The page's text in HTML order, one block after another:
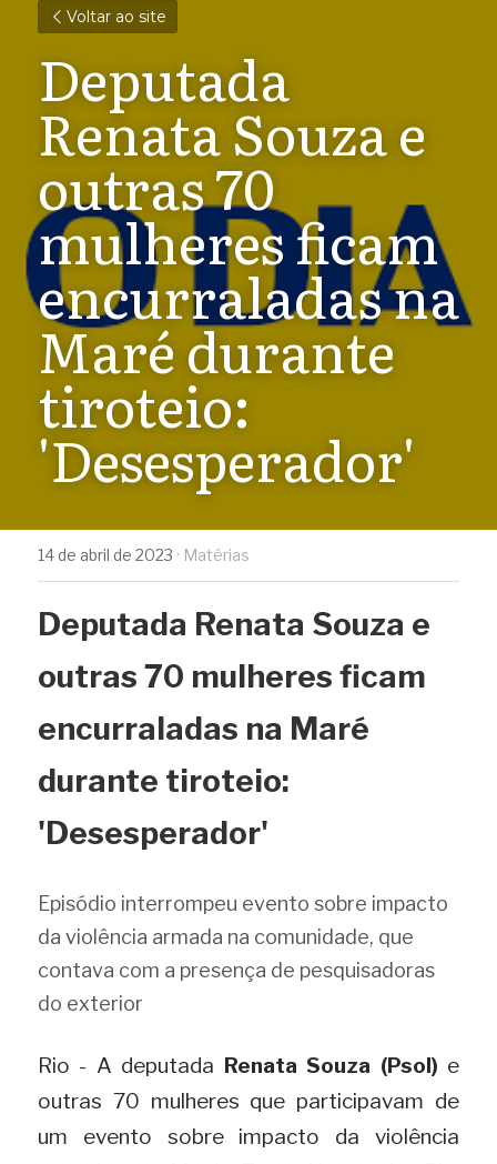
Voltar ao site
Deputada
Renata Souza e
outras 70
mulheres ficam
encurraladas na
Maré durante
tiroteio:
'Desesperador'
14 de abril de 2023 · Matérias
Deputada Renata Souza e
outras 70 mulheres ficam
encurraladas na Maré
durante tiroteio:
'Desesperador'
Episódio interrompeu evento sobre impacto
da violência armada na comunidade, que
contava com a presença de pesquisadoras
do exterior
Rio - A deputada Renata Souza (Psol) e
outras 70 mulheres que participavam de
um evento sobre impacto da violência